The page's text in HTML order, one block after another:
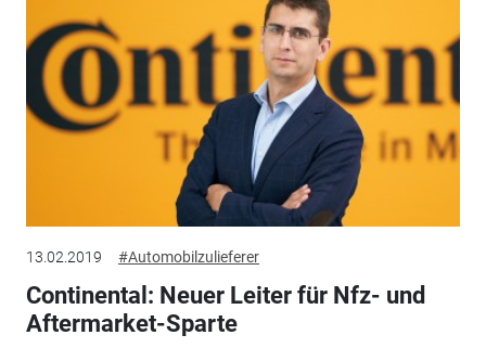
13.02.2019 #Automobilzulieferer
Continental: Neuer Leiter für Nfz- und
Aftermarket-Sparte